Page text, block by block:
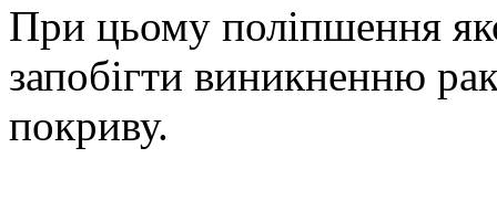
При цьому поліпшення
запобігти виникненню
покриву.